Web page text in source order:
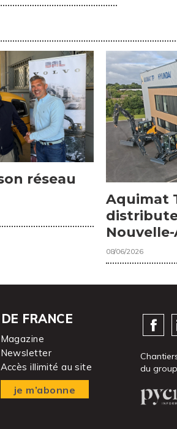
réseau
Aquimat
08/06/2026
FRANCE
Magazine
Newsletter
Accès illimité au site
je m’abonne
du